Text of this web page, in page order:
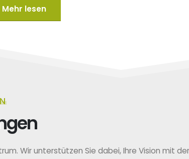
Mehr lesen
Wir unterstützen Sie dabei, Ihre Vision mit